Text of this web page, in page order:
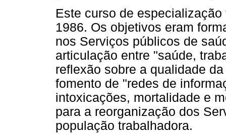
Este curso de
1986. Os objetivos eram
nos Serviços públicos de
articulação entre "saúde,
reflexão sobre a qualidade
fomento de "redes de
intoxicações, mortalidade e
para a reorganização dos
população trabalhadora.